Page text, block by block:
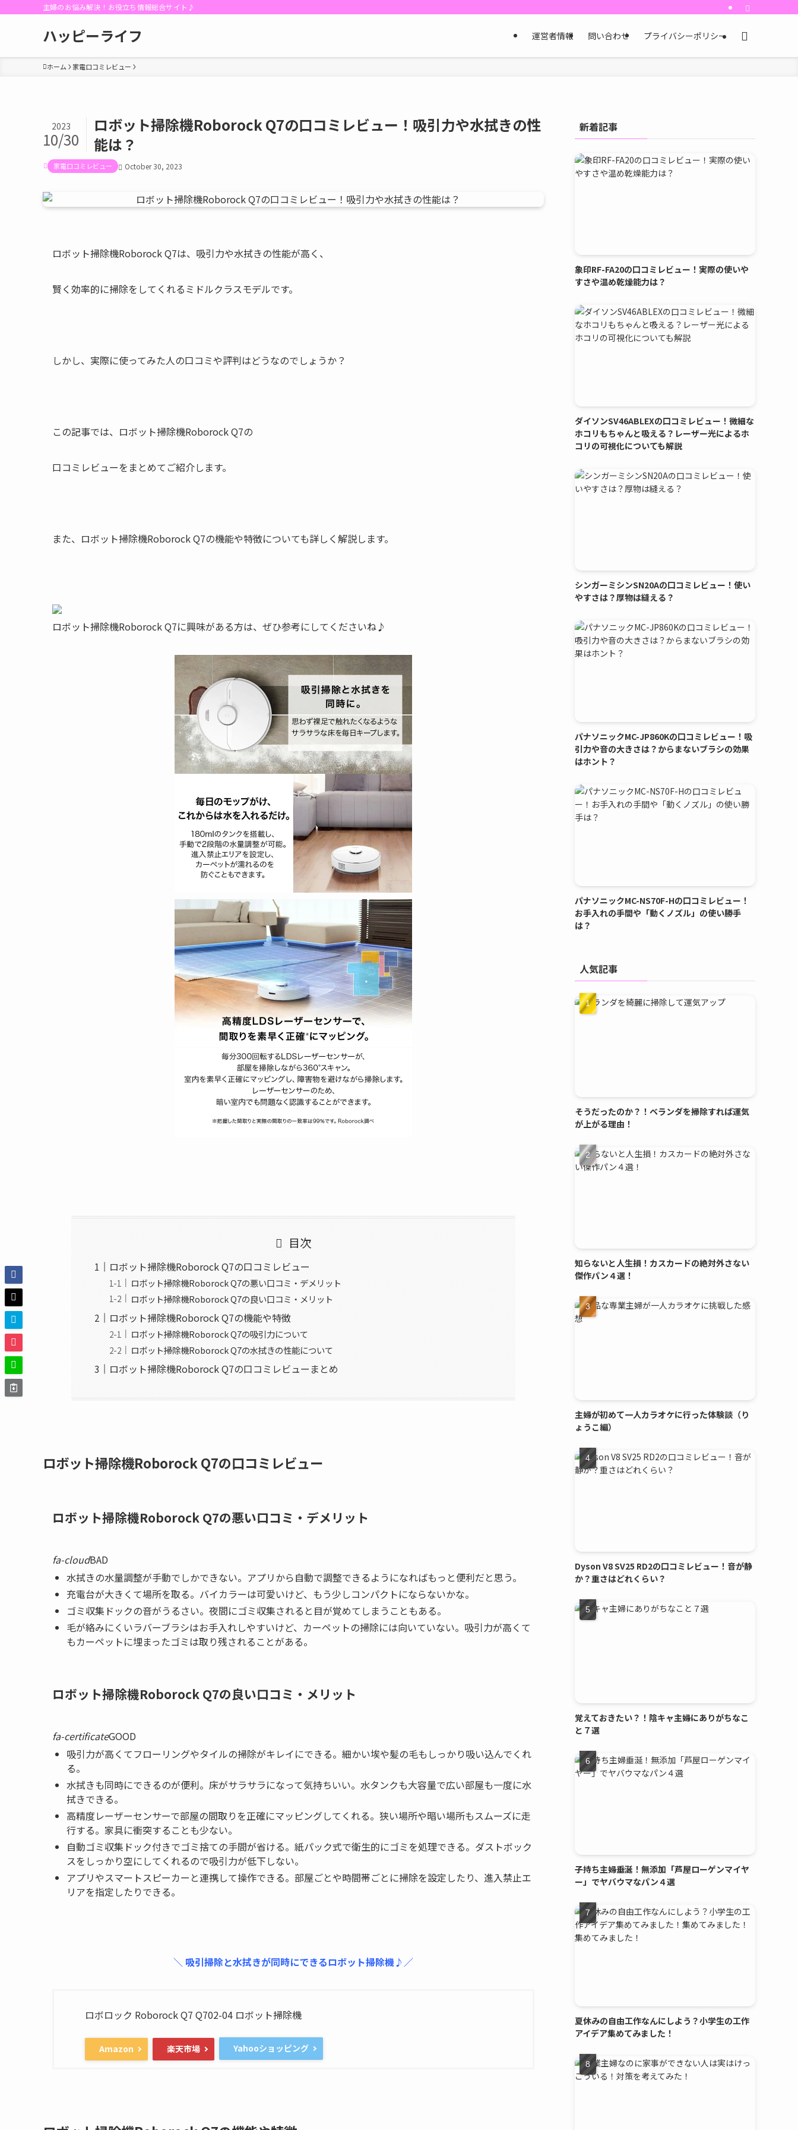
主婦のお悩み解決！お役立ち情報総合サイト♪
ハッピーライフ 運営者情報 問い合わせ プライバシーポリシー
ホーム 家電口コミレビュー
ロボット掃除機Roborock Q7の口コミレビュー！吸引力や水拭きの性
能は？
2023
10/30
家電口コミレビュー October 30, 2023
ロボット掃除機Roborock Q7は、吸引力や水拭きの性能が高く、
賢く効率的に掃除をしてくれるミドルクラスモデルです。
しかし、実際に使ってみた人の口コミや評判はどうなのでしょうか？
この記事では、ロボット掃除機Roborock Q7の
口コミレビューをまとめてご紹介します。
また、ロボット掃除機Roborock Q7の機能や特徴についても詳しく解説します。
ロボット掃除機Roborock Q7に興味がある方は、ぜひ参考にしてくださいね♪
目次
ロボット掃除機Roborock Q7の口コミレビュー
ロボット掃除機Roborock Q7の悪い口コミ・デメリット
ロボット掃除機Roborock Q7の良い口コミ・メリット
ロボット掃除機Roborock Q7の機能や特徴
ロボット掃除機Roborock Q7の吸引力について
ロボット掃除機Roborock Q7の水拭きの性能について
ロボット掃除機Roborock Q7の口コミレビューまとめ
ロボット掃除機Roborock Q7の口コミレビュー
ロボット掃除機Roborock Q7の悪い口コミ・デメリット
fa-cloudBAD
水拭きの水量調整が手動でしかできない。アプリから自動で調整できるようになればもっと便利だと思う。
充電台が大きくて場所を取る。バイカラーは可愛いけど、もう少しコンパクトにならないかな。
ゴミ収集ドックの音がうるさい。夜間にゴミ収集されると目が覚めてしまうこともある。
毛が絡みにくいラバーブラシはお手入れしやすいけど、カーペットの掃除には向いていない。吸引力が高くて
もカーペットに埋まったゴミは取り残されることがある。
ロボット掃除機Roborock Q7の良い口コミ・メリット
fa-certificateGOOD
吸引力が高くてフローリングやタイルの掃除がキレイにできる。細かい埃や髪の毛もしっかり吸い込んでくれ
る。
水拭きも同時にできるのが便利。床がサラサラになって気持ちいい。水タンクも大容量で広い部屋も一度に水
拭きできる。
高精度レーザーセンサーで部屋の間取りを正確にマッピングしてくれる。狭い場所や暗い場所もスムーズに走
行する。家具に衝突することも少ない。
自動ゴミ収集ドック付きでゴミ捨ての手間が省ける。紙パック式で衛生的にゴミを処理できる。ダストボック
スをしっかり空にしてくれるので吸引力が低下しない。
アプリやスマートスピーカーと連携して操作できる。部屋ごとや時間帯ごとに掃除を設定したり、進入禁止エ
リアを指定したりできる。
＼ 吸引掃除と水拭きが同時にできるロボット掃除機♪／
ロボロック Roborock Q7 Q702-04 ロボット掃除機
Amazon 楽天市場 Yahooショッピング
新着記事
象印RF-FA20の口コミレビュー！実際の使いや
すさや温め乾燥能力は？
ダイソンSV46ABLEXの口コミレビュー！微細な
ホコリもちゃんと吸える？レーザー光によるホ
コリの可視化についても解説
シンガーミシンSN20Aの口コミレビュー！使い
やすさは？厚物は縫える？
パナソニックMC-JP860Kの口コミレビュー！吸
引力や音の大きさは？からまないブラシの効果
はホント？
パナソニックMC-NS70F-Hの口コミレビュー！
お手入れの手間や「動くノズル」の使い勝手
は？
人気記事
そうだったのか？！ベランダを掃除すれば運気
が上がる理由！
知らないと人生損！カスカードの絶対外さない
傑作パン４選！
主婦が初めて一人カラオケに行った体験談（り
ょうこ編）
Dyson V8 SV25 RD2の口コミレビュー！音が静
か？重さはどれくらい？
覚えておきたい？！陰キャ主婦にありがちなこ
と７選
子持ち主婦垂涎！無添加「芦屋ローゲンマイヤ
ー」でヤバウマなパン４選
夏休みの自由工作なんにしよう？小学生の工作
アイデア集めてみました！